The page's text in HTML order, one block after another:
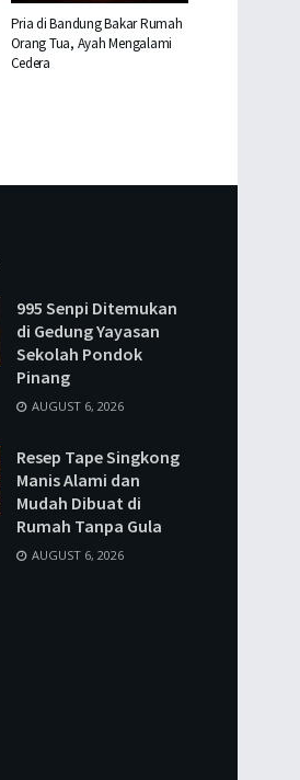
Pria di Bandung Bakar Rumah
Orang Tua, Ayah Mengalami
Cedera
995 Senpi Ditemukan
di Gedung Yayasan
Sekolah Pondok
Pinang
AUGUST 6, 2026
Resep Tape Singkong
Manis Alami dan
Mudah Dibuat di
Rumah Tanpa Gula
AUGUST 6, 2026